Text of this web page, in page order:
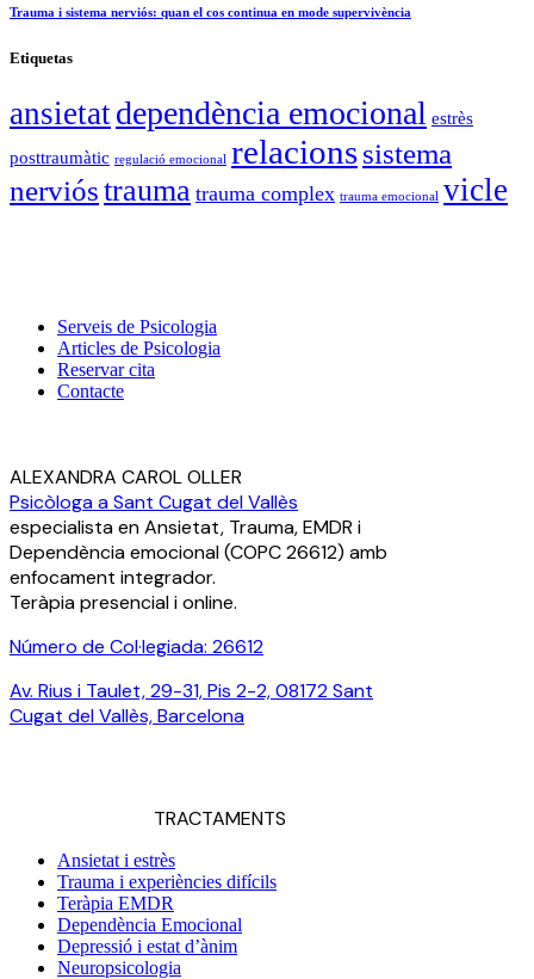
Trauma i sistema nerviós: quan el cos continua en mode supervivència
Etiquetas
ansietatdependència emocional estrès
posttraumàtic regulació emocional relacionssistema
nervióstrauma trauma complex trauma emocional vicle
Serveis de Psicologia
Articles de Psicologia
Reservar cita
Contacte
ALEXANDRA CAROL OLLER
Psicòloga a Sant Cugat del Vallès
especialista en Ansietat, Trauma, EMDR i
Dependència emocional (COPC 26612) amb
enfocament integrador.
Teràpia presencial i online.
Número de Col·legiada: 26612
Av. Rius i Taulet, 29-31, Pis 2-2, 08172 Sant
Cugat del Vallès, Barcelona
TRACTAMENTS
Ansietat i estrès
Trauma i experiències difícils
Teràpia EMDR
Dependència Emocional
Depressió i estat d’ànim
Neuropsicologia